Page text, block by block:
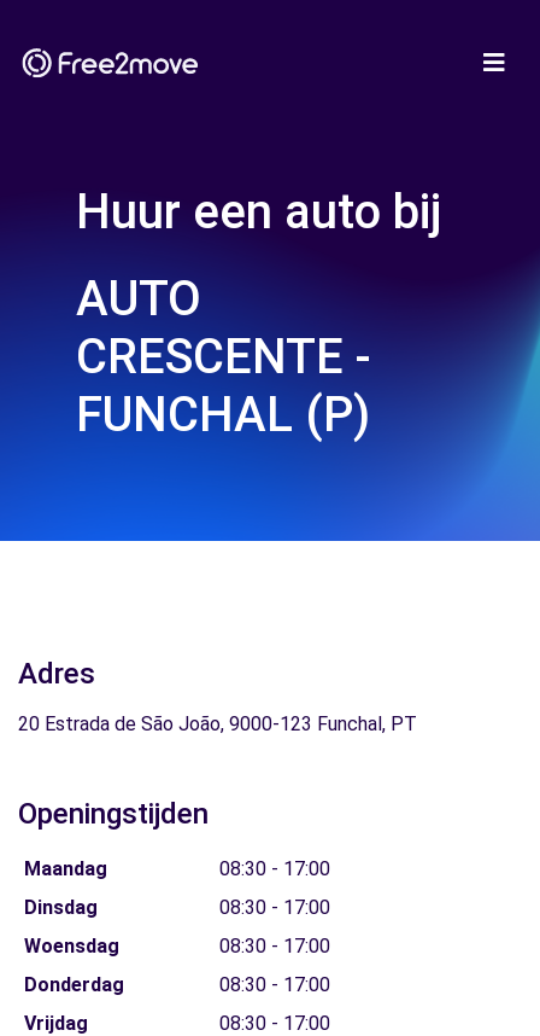
Huur een auto bij
AUTO
CRESCENTE -
FUNCHAL (P)
Adres
20 Estrada de São João, 9000-123 Funchal, PT
Openingstijden
Maandag
08:30 - 17:00
Dinsdag
08:30 - 17:00
Woensdag
08:30 - 17:00
Donderdag
08:30 - 17:00
Vrijdag
08:30 - 17:00